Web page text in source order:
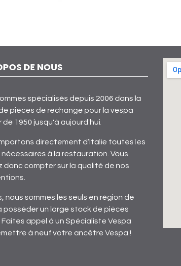
DE NOUS
spécialisés depuis 2006 dans la
pièces de rechange pour la vespa
de 1950 jusqu'à aujourd'hui.
directement d’Italie toutes les
à la restauration. Vous
donc compter sur la qualité de nos
nous sommes les seuls en région de
posséder un large stock de pièces
Faites appel à un Spécialiste Vespa
à neuf votre ancêtre Vespa !